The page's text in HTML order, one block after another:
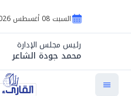
السبت 08 أغسطس 2026
رئيس مجلس الإدارة
محمد جودة الشاعر